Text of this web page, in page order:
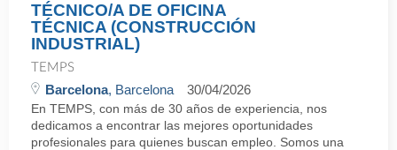
TÉCNICO/A DE OFICINA
TÉCNICA (CONSTRUCCIÓN
INDUSTRIAL)
TEMPS
Barcelona, Barcelona 30/04/2026
En TEMPS, con más de 30 años de experiencia, nos
dedicamos a encontrar las mejores oportunidades
profesionales para quienes buscan empleo. Somos una